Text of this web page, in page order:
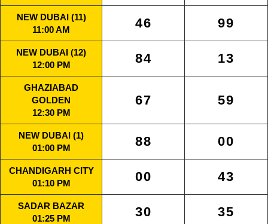
NEW DUBAI (11)
11:00 AM
46 99
NEW DUBAI (12)
12:00 PM
84 13
GHAZIABAD
GOLDEN
12:30 PM
67 59
NEW DUBAI (1)
01:00 PM
88 00
CHANDIGARH CITY
01:10 PM
00 43
SADAR BAZAR
01:25 PM
30 35